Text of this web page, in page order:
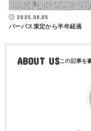
2025.08.05
パーパス策定から半年経過
ABOUT US